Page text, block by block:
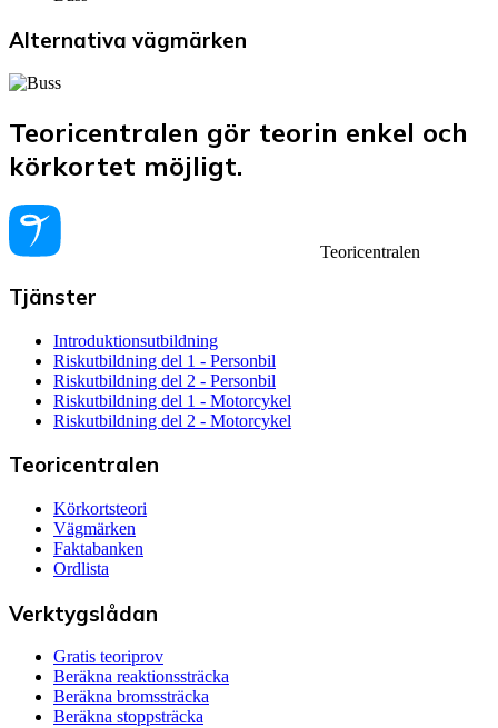
Alternativa vägmärken
Teoricentralen gör teorin enkel och
körkortet möjligt.
Teoricentralen
Tjänster
Introduktionsutbildning
Riskutbildning del 1 - Personbil
Riskutbildning del 2 - Personbil
Riskutbildning del 1 - Motorcykel
Riskutbildning del 2 - Motorcykel
Teoricentralen
Körkortsteori
Vägmärken
Faktabanken
Ordlista
Verktygslådan
Gratis teoriprov
Beräkna reaktionssträcka
Beräkna bromssträcka
Beräkna stoppsträcka